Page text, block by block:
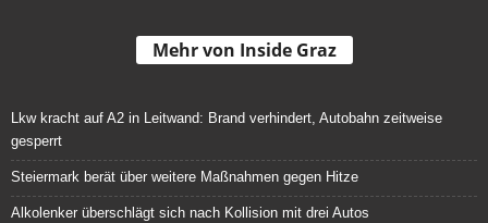
Mehr von Inside Graz
Lkw kracht auf A2 in Leitwand: Brand verhindert, Autobahn zeitweise
gesperrt
Steiermark berät über weitere Maßnahmen gegen Hitze
Alkolenker überschlägt sich nach Kollision mit drei Autos